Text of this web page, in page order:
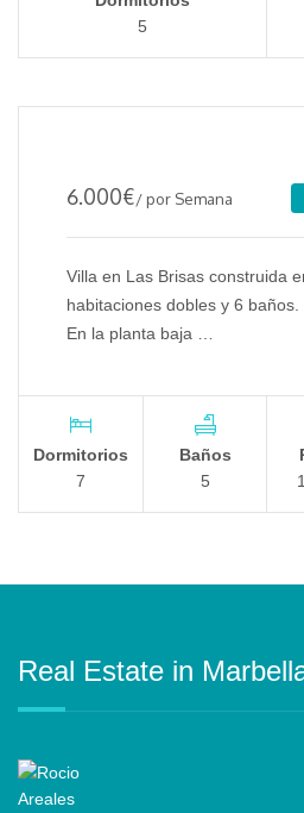
5
6.000€/ por Semana
Villa en Las Brisas construida
habitaciones dobles y 6 baños.
En la planta baja …
Dormitorios
7
Baños
5
Real Estate in